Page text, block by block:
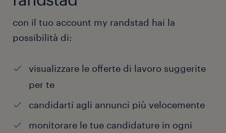
con il tuo account my randstad hai la
possibilità di:
visualizzare le offerte di lavoro suggerite
per te
candidarti agli annunci più velocemente
monitorare le tue candidature in ogni